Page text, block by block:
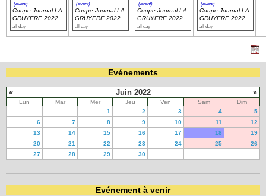
(event)
Coupe Journal LA
GRUYERE 2022
all day
(event)
Coupe Journal LA
GRUYERE 2022
all day
(event)
Coupe Journal LA
GRUYERE 2022
all day
(event)
Coupe Journal LA
GRUYERE 2022
all day
Evénements
« Juin 2022 »
Lun Mar Mer Jeu Ven Sam
Dim
1
2 3 4
5
6
7 8 9 10 11
12
13
14 15 16 17 18
19
20
21 22 23 24 25
26
27
28 29 30
Evénement à venir